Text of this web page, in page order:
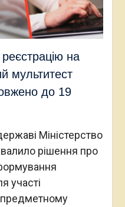
на
мультитест
до 19
Міністерство
рішення про
участі